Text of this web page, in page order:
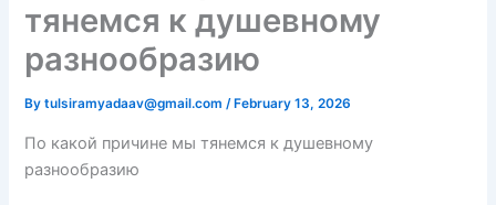
тянемся к душевному
разнообразию
Bytulsiramyadaav@gmail.com/ February 13, 2026
По какой причине мы тянемся к душевному
разнообразию